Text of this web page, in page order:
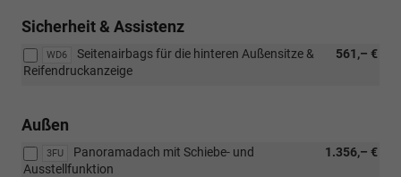
Sicherheit & Assistenz
WD6 561,– €
Seitenairbags für die hinteren Außensitze &
Reifendruckanzeige
Außen
3FU 1.356,– €
Panoramadach mit Schiebe- und
Ausstellfunktion